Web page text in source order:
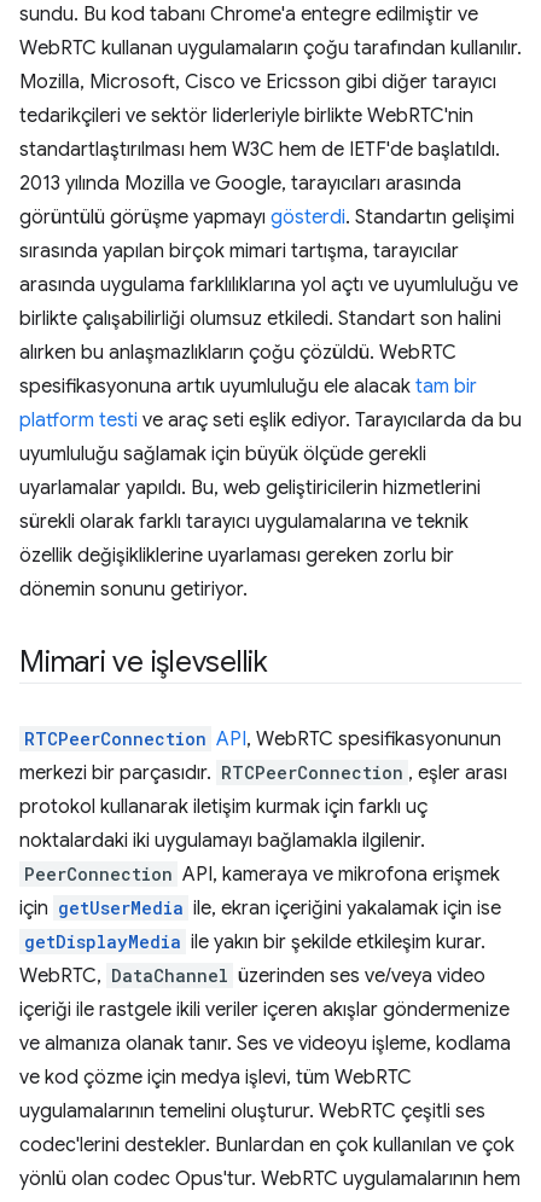
sundu. Bu kod tabanı Chrome'a entegre edilmiştir ve
WebRTC kullanan uygulamaların çoğu tarafından kullanılır.
Mozilla, Microsoft, Cisco ve Ericsson gibi diğer tarayıcı
tedarikçileri ve sektör liderleriyle birlikte WebRTC'nin
standartlaştırılması hem W3C hem de IETF'de başlatıldı.
2013 yılında Mozilla ve Google, tarayıcıları arasında
görüntülü görüşme yapmayı gösterdi. Standartın gelişimi
sırasında yapılan birçok mimari tartışma, tarayıcılar
arasında uygulama farklılıklarına yol açtı ve uyumluluğu ve
birlikte çalışabilirliği olumsuz etkiledi. Standart son halini
alırken bu anlaşmazlıkların çoğu çözüldü. WebRTC
spesifikasyonuna artık uyumluluğu ele alacak tam bir
platform testi ve araç seti eşlik ediyor. Tarayıcılarda da bu
uyumluluğu sağlamak için büyük ölçüde gerekli
uyarlamalar yapıldı. Bu, web geliştiricilerin hizmetlerini
sürekli olarak farklı tarayıcı uygulamalarına ve teknik
özellik değişikliklerine uyarlaması gereken zorlu bir
dönemin sonunu getiriyor.
Mimari ve işlevsellik
RTCPeerConnection API, WebRTC spesifikasyonunun
merkezi bir parçasıdır. RTCPeerConnection , eşler arası
protokol kullanarak iletişim kurmak için farklı uç
noktalardaki iki uygulamayı bağlamakla ilgilenir.
PeerConnection API, kameraya ve mikrofona erişmek
için getUserMedia ile, ekran içeriğini yakalamak için ise
getDisplayMedia ile yakın bir şekilde etkileşim kurar.
WebRTC, DataChannel üzerinden ses ve/veya video
içeriği ile rastgele ikili veriler içeren akışlar göndermenize
ve almanıza olanak tanır. Ses ve videoyu işleme, kodlama
ve kod çözme için medya işlevi, tüm WebRTC
uygulamalarının temelini oluşturur. WebRTC çeşitli ses
codec'lerini destekler. Bunlardan en çok kullanılan ve çok
yönlü olan codec Opus'tur. WebRTC uygulamalarının hem